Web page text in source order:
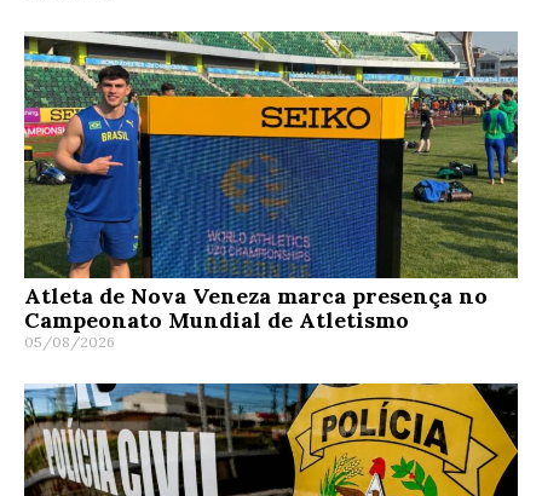
Atleta de Nova Veneza marca presença no
Campeonato Mundial de Atletismo
05/08/2026